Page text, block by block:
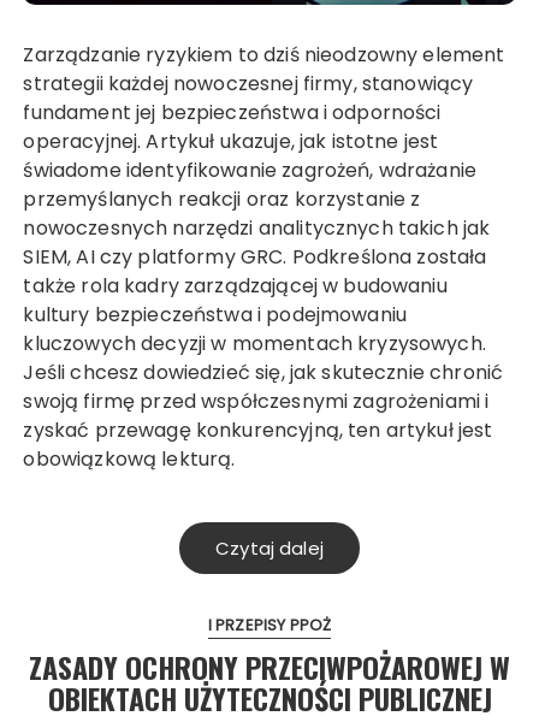
Zarządzanie ryzykiem to dziś nieodzowny element
strategii każdej nowoczesnej firmy, stanowiący
fundament jej bezpieczeństwa i odporności
operacyjnej. Artykuł ukazuje, jak istotne jest
świadome identyfikowanie zagrożeń, wdrażanie
przemyślanych reakcji oraz korzystanie z
nowoczesnych narzędzi analitycznych takich jak
SIEM, AI czy platformy GRC. Podkreślona została
także rola kadry zarządzającej w budowaniu
kultury bezpieczeństwa i podejmowaniu
kluczowych decyzji w momentach kryzysowych.
Jeśli chcesz dowiedzieć się, jak skutecznie chronić
swoją firmę przed współczesnymi zagrożeniami i
zyskać przewagę konkurencyjną, ten artykuł jest
obowiązkową lekturą.
Czytaj dalej
I PRZEPISY PPOŻ
ZASADY OCHRONY PRZECIWPOŻAROWEJ W
OBIEKTACH UŻYTECZNOŚCI PUBLICZNEJ